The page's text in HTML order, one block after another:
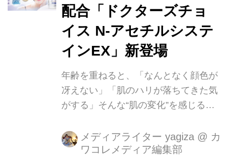
配合「ドクターズチョ
イス N-アセチルシステ
インEX」新登場
年齢を重ねると、「なんとなく顔色が
冴えない」「肌のハリが落ちてきた気
がする」そんな“肌の変化”を感じる瞬
みに寄り添うインナーケアとして、サ
プリメントブランド ドクターズチョイ
メディアライター yagiza @ カ
ワコレメディア編集部